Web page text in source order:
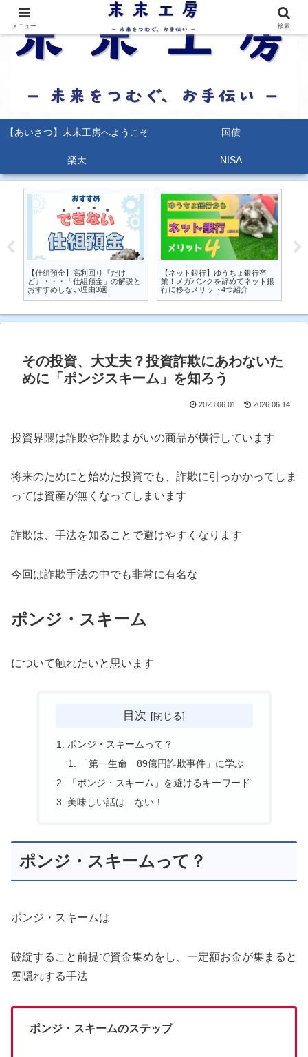
【あいさつ】末末工房へようこそ 国債
楽天 NISA
【仕組預金】高利回り『だけ
ど』・・・「仕組預金」の解説と
おすすめしない理由3選
【ネット銀行】ゆうちょ銀行卒
業！メガバンクを辞めてネット銀
行に移るメリット4つ紹介
その投資、大丈夫？投資詐欺にあわないた
めに「ポンジスキーム」を知ろう
2023.06.01 2026.06.14
投資界隈は詐欺や詐欺まがいの商品が横行しています
将来のためにと始めた投資でも、詐欺に引っかかってしま
っては資産が無くなってしまいます
詐欺は、手法を知ることで避けやすくなります
今回は詐欺手法の中でも非常に有名な
ポンジ・スキーム
について触れたいと思います
目次
ポンジ・スキームって？
「第一生命 89億円詐欺事件」に学ぶ
「ポンジ・スキーム」を避けるキーワード
美味しい話は ない！
ポンジ・スキームって？
ポンジ・スキームは
破綻すること前提で資金集めをし、一定額お金が集まると
雲隠れする手法
ポンジ・スキームのステップ
メニュー 検索